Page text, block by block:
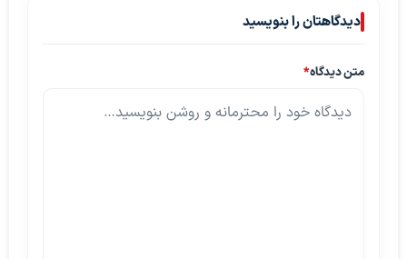
دیدگاهتان را بنویسید
متن دیدگاه*